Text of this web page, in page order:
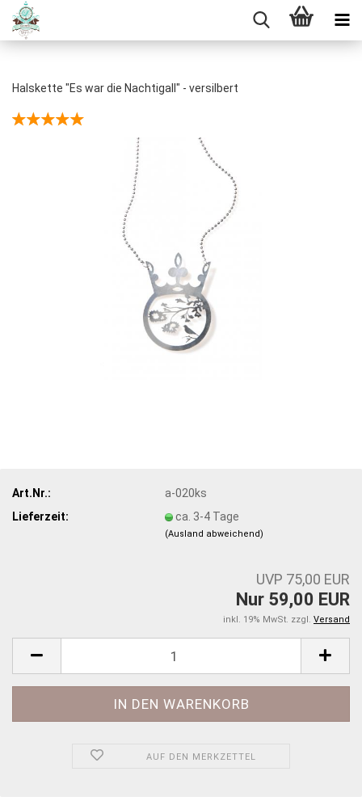
Halskette "Es war die Nachtigall" - versilbert
Art.Nr.:
a-020ks
Lieferzeit:
ca. 3-4 Tage
(Ausland abweichend)
UVP 75,00 EUR
Nur 59,00 EUR
inkl. 19% MwSt. zzgl. Versand
AUF DEN MERKZETTEL